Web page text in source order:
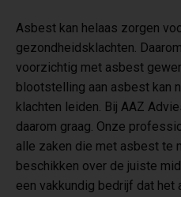
Asbest kan helaas zorgen
gezondheidsklachten.
voorzichtig met asbest
blootstelling aan asbest kan
klachten leiden. Bij AAZ
daarom graag. Onze
alle zaken die met asbest te
beschikken over de juiste
een vakkundig bedrijf dat